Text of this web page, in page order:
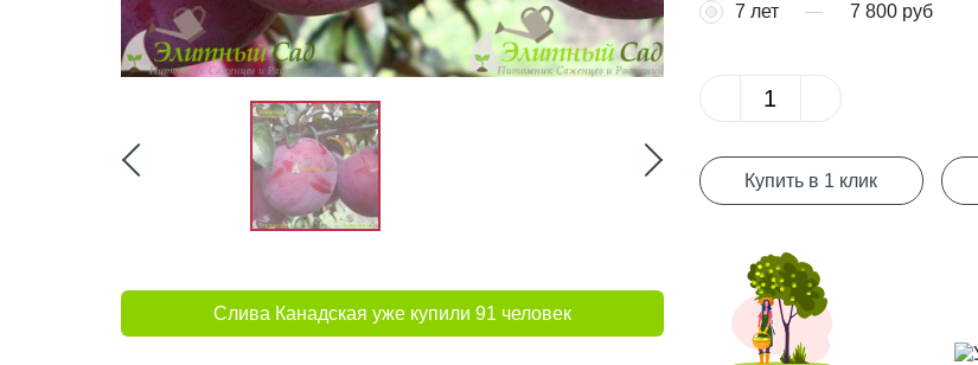
Слива Канадская уже купили 91 человек
7 лет
7 800 руб
Купить в 1 клик